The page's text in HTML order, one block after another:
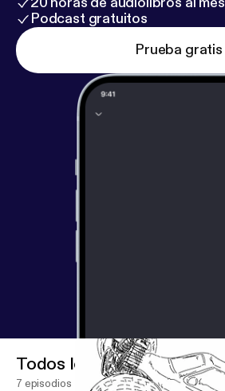
Podcast gratuitos
Prueba gratis
Todos los episodios
7 episodios